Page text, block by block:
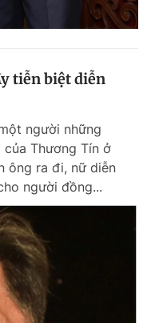
soạn Chính sách bảo
ngày 24.3.2020
Niên. Cấm sao chép
thuận bằng văn bản.
tiễn biệt diễn
người những
Thương Tín ở
ông ra đi, nữ diễn
người đồng...